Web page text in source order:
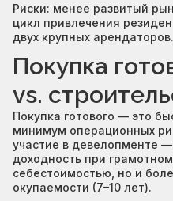
Риски: менее развитый
цикл привлечения
двух крупных арендаторов.
Покупка
vs.
Покупка готового — это
минимум операционных
участие в девелопменте
доходность при
себестоимостью, но и
окупаемости (7–10 лет).